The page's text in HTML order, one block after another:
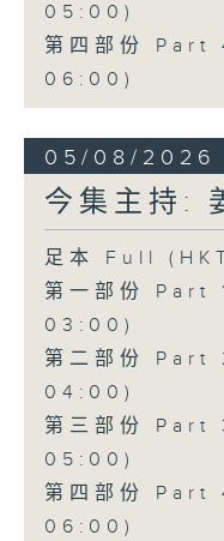
05:00)
第四部份
06:00)
05/08/2026
今集主持:
足本 Full
第一部份
03:00)
第二部份
04:00)
第三部份
05:00)
第四部份
06:00)